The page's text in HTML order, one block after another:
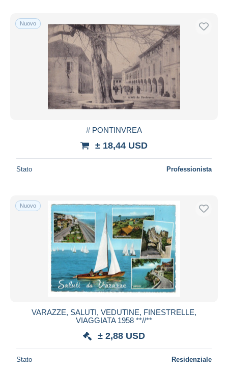
Nuovo
# PONTINVREA
± 18,44 USD
Stato Professionista
Nuovo
VARAZZE, SALUTI, VEDUTINE, FINESTRELLE,
VIAGGIATA 1958 **//**
± 2,88 USD
Stato Residenziale